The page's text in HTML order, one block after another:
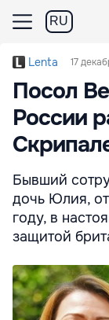
RU
Lenta 17
Посол
России
Бывший
дочь Юлия,
году, в
защитой